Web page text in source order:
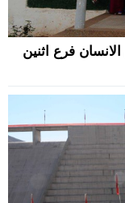
فرع اثنين